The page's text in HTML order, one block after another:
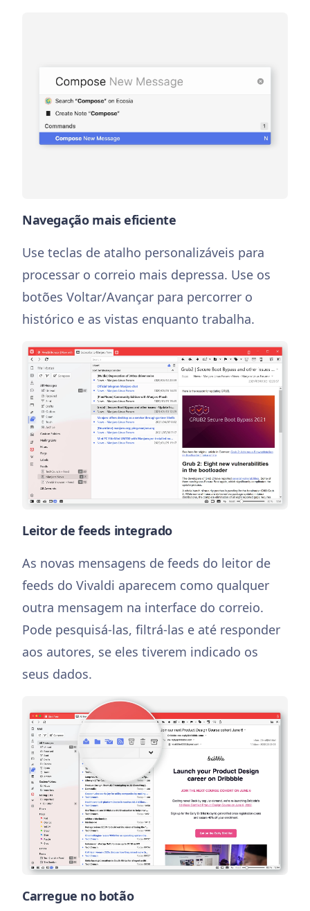
Navegação mais eficiente
Use teclas de atalho personalizáveis para
processar o correio mais depressa. Use os
botões Voltar/Avançar para percorrer o
histórico e as vistas enquanto trabalha.
Leitor de feeds integrado
As novas mensagens de feeds do leitor de
feeds do Vivaldi aparecem como qualquer
outra mensagem na interface do correio.
Pode pesquisá-las, filtrá-las e até responder
aos autores, se eles tiverem indicado os
seus dados.
Carregue no botão